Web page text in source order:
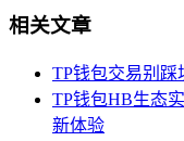
相关文章
TP钱包交易别
TP钱包HB生态
新体验